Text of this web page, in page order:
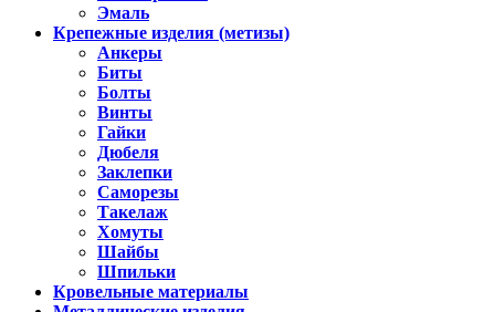
Эмаль
Крепежные изделия (метизы)
Анкеры
Биты
Болты
Винты
Гайки
Дюбеля
Заклепки
Саморезы
Такелаж
Хомуты
Шайбы
Шпильки
Кровельные материалы